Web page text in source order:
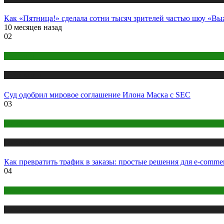
Как «Пятница!» сделала сотни тысяч зрителей частью шоу
10 месяцев назад
02
Суд одобрил мировое соглашение Илона Маска с SEC
03
Как превратить трафик в заказы: простые решения для e-
04